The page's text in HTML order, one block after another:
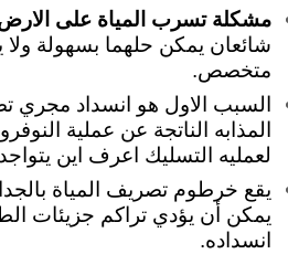
مشكلة تسرب المياة على
شائعان يمكن حلهما بسهولة
متخصص.
السبب الاول هو انسداد مجري
المذابه الناتجة عن عملية
لعمليه التسليك اعرف اين
يقع خرطوم تصريف المياة
يمكن أن يؤدي تراكم جزيئات
انسداده.